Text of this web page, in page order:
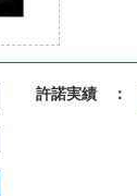
許諾実績 ：